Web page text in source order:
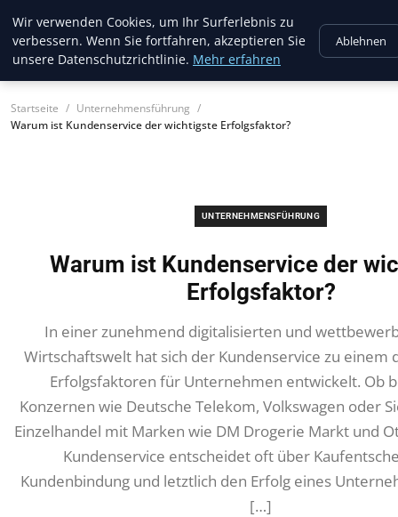
Amazon Aquatics
Startseite
Unternehmensführung
Warum ist Kundenservice der wichtigste Erfolgsfaktor?
UNTERNEHMENSFÜHRUNG
Warum ist Kundenservice der
Erfolgsfaktor?
In einer zunehmend digitalisierten und
Wirtschaftswelt hat sich der Kundenservice zu einem
Erfolgsfaktoren für Unternehmen entwickelt. Ob
Konzernen wie Deutsche Telekom, Volkswagen oder
Einzelhandel mit Marken wie DM Drogerie Markt und
Kundenservice entscheidet oft über
Kundenbindung und letztlich den Erfolg eines
[…]
Wir verwenden Cookies, um Ihr Surferlebnis zu
verbessern. Wenn Sie fortfahren, akzeptieren Sie
unsere Datenschutzrichtlinie. Mehr erfahren
Ablehnen